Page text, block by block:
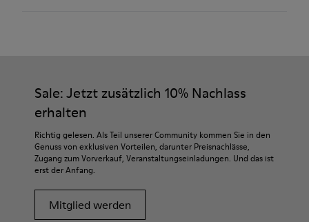
EVA
Futter
Recyceltes Polyester
Ausführliche Pflegehinweise finden Sie in unserer
Schuhpflegeanleitung .
Sale: Jetzt zusätzlich 10% Nachlass
erhalten
Richtig gelesen. Als Teil unserer Community kommen Sie in den
Genuss von exklusiven Vorteilen, darunter Preisnachlässe,
Zugang zum Vorverkauf, Veranstaltungseinladungen. Und das ist
erst der Anfang.
Mitglied werden